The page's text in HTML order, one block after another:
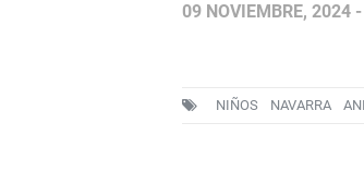
09 NOVIEMBRE, 2024
NIÑOS NAVARRA